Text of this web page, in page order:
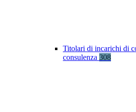
Titolari di incarichi di
consulenza 308